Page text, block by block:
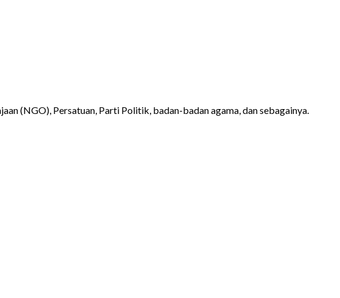
(NGO), Persatuan, Parti Politik, badan-badan agama, dan sebagainya.